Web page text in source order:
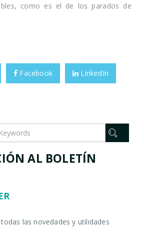
como es el de los parados de
Facebook LinkedIn
AL BOLETÍN
las novedades y utilidades